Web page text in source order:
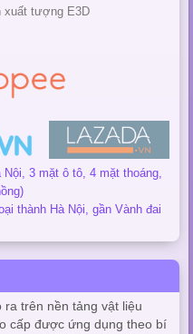
xuất tượng E3D
3 mặt ô tô, 4 mặt thoáng,
thành Hà Nội, gần Vành đai
trên nền tảng vật liệu
cấp được ứng dụng theo bí